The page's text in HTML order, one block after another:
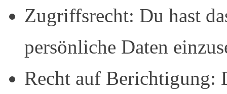
Zugriffsrecht: Du hast
persönliche Daten
Recht auf Berichtigung: